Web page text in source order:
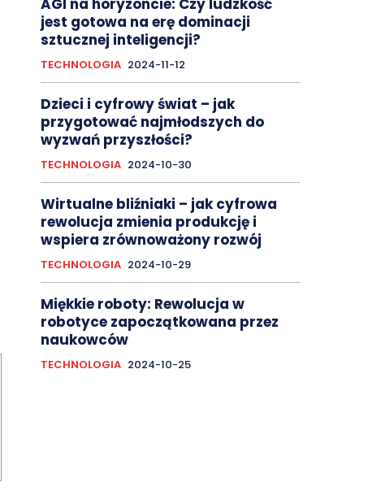
AGI na horyzoncie: Czy ludzkość
jest gotowa na erę dominacji
sztucznej inteligencji?
TECHNOLOGIA 2024-11-12
Dzieci i cyfrowy świat – jak
przygotować najmłodszych do
wyzwań przyszłości?
TECHNOLOGIA 2024-10-30
Wirtualne bliźniaki – jak cyfrowa
rewolucja zmienia produkcję i
wspiera zrównoważony rozwój
TECHNOLOGIA 2024-10-29
Miękkie roboty: Rewolucja w
robotyce zapoczątkowana przez
naukowców
TECHNOLOGIA 2024-10-25